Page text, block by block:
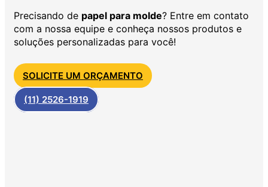
Precisando de papel para molde? Entre em contato
com a nossa equipe e conheça nossos produtos e
soluções personalizadas para você!
SOLICITE UM ORÇAMENTO
(11) 2526-1919